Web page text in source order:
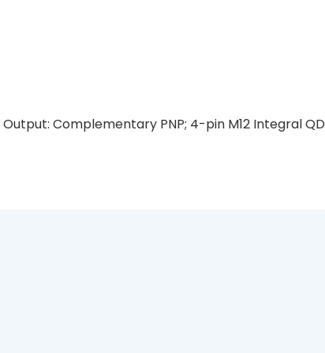
Output: Complementary PNP; 4-pin M12 Integral QD